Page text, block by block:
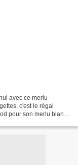
avec ce merlu
c'est le régal
pour son merlu blanc